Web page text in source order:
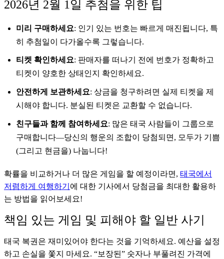
2026년 2월 1일 추첨을 위한 팁
미리 구매하세요: 인기 있는 번호는 빠르게 매진됩니다, 특
히 추첨일이 다가올수록 그렇습니다.
티켓 확인하세요: 판매자를 떠나기 전에 번호가 정확하고
티켓이 양호한 상태인지 확인하세요.
안전하게 보관하세요: 상금을 청구하려면 실제 티켓을 제
시해야 합니다. 분실된 티켓은 교환할 수 없습니다.
친구들과 함께 참여하세요: 많은 태국 사람들이 그룹으로
구매합니다—당신의 행운의 조합이 당첨되면, 모두가 기쁨
(그리고 현금을) 나눕니다!
확률을 비교하거나 더 많은 게임을 할 예정이라면, 태국에서
저렴하게 여행하기 에 대한 기사에서 당첨금을 최대한 활용하
는 방법을 읽어보세요!
책임 있는 게임 및 피해야 할 일반 사기
태국 복권은 재미있어야 한다는 것을 기억하세요. 예산을 설정
하고 손실을 쫓지 마세요. “보장된” 숫자나 부풀려진 가격에